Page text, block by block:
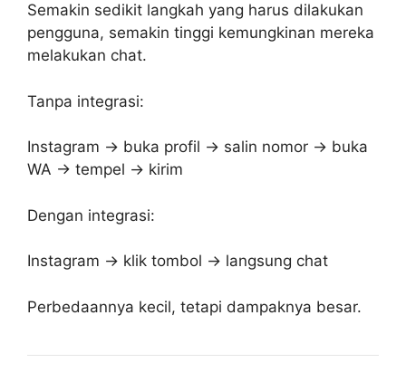
Semakin sedikit langkah yang harus dilakukan
pengguna, semakin tinggi kemungkinan mereka
melakukan chat.
Tanpa integrasi:
Instagram → buka profil → salin nomor → buka
WA → tempel → kirim
Dengan integrasi:
Instagram → klik tombol → langsung chat
Perbedaannya kecil, tetapi dampaknya besar.